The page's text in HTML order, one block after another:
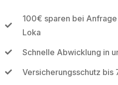
100€ sparen bei
Loka
Schnelle Abwicklung in
Versicherungsschutz